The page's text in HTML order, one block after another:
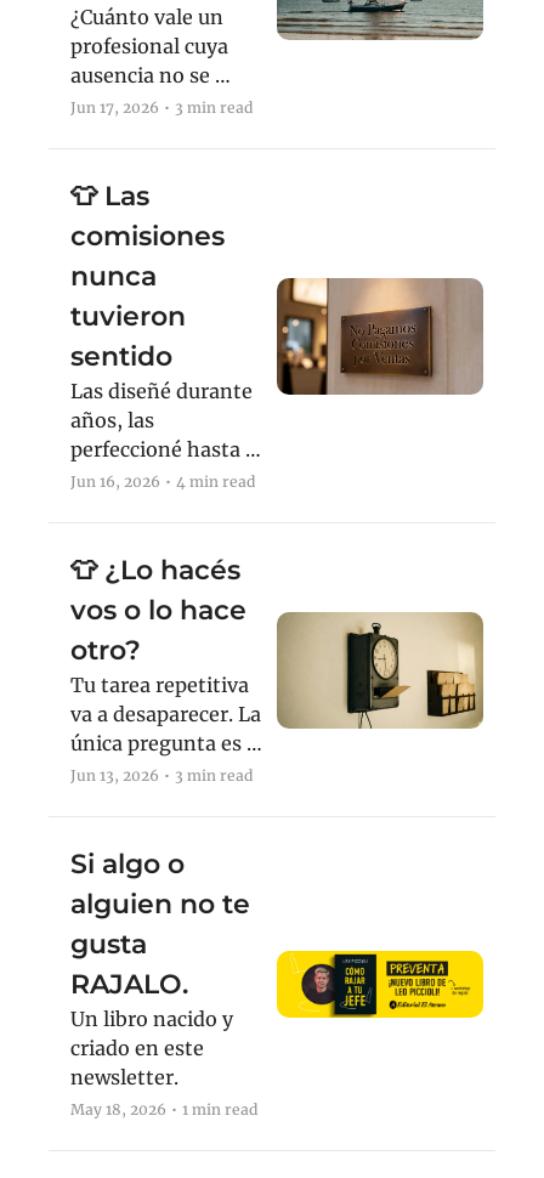
¿Cuánto vale un
profesional cuya
ausencia no se
siente?
Jun 17, 2026 • 3 min read
👕 Las
comisiones
nunca
tuvieron
sentido
Las diseñé durante
años, las
perfeccioné hasta el
absurdo y me
Jun 16, 2026 • 4 min read
👕 ¿Lo hacés
vos o lo hace
otro?
Tu tarea repetitiva
va a desaparecer. La
única pregunta es si
lo decidís vos.
Jun 13, 2026 • 3 min read
Si algo o
alguien no te
gusta
RAJALO.
Un libro nacido y
criado en este
newsletter.
May 18, 2026 • 1 min read